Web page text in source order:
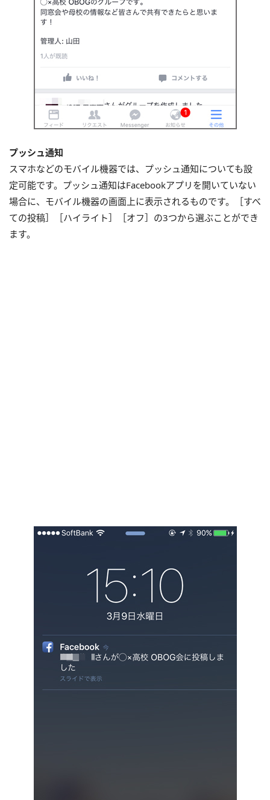
プッシュ通知
スマホなどのモバイル機器では、プッシュ通知についても設
定可能です。プッシュ通知はFacebookアプリを開いていない
場合に、モバイル機器の画面上に表示されるものです。［すべ
ての投稿］［ハイライト］［オフ］の3つから選ぶことができ
ます。